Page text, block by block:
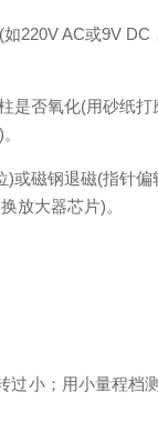
AC或9V DC
否氧化(用砂纸
磁钢退磁(指针
放大器芯片)。
小；用小量程档